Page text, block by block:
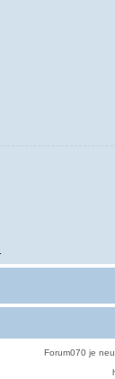
Forum070 je